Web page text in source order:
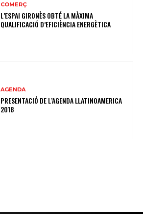
COMERÇ
L’ESPAI GIRONÈS OBTÉ LA MÀXIMA
QUALIFICACIÓ D’EFICIÈNCIA ENERGÈTICA
AGENDA
PRESENTACIÓ DE L’AGENDA LLATINOAMERICA
2018